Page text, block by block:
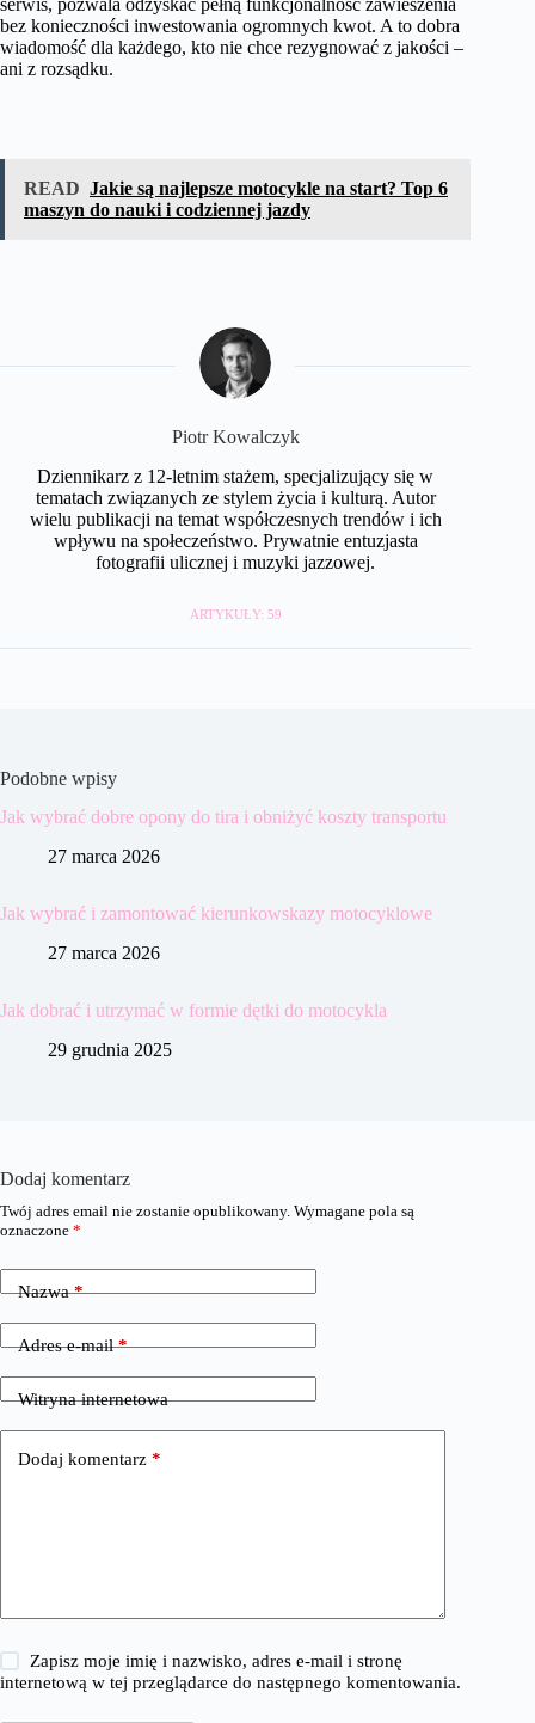
bez konieczności inwestowania ogromnych kwot. A to dobra
wiadomość dla każdego, kto nie chce rezygnować z jakości –
ani z rozsądku.
READ Jakie są najlepsze motocykle na start? Top 6
maszyn do nauki i codziennej jazdy
Piotr Kowalczyk
Dziennikarz z 12-letnim stażem, specjalizujący się w
tematach związanych ze stylem życia i kulturą. Autor
wielu publikacji na temat współczesnych trendów i ich
wpływu na społeczeństwo. Prywatnie entuzjasta
fotografii ulicznej i muzyki jazzowej.
ARTYKUŁY: 59
Podobne wpisy
Jak wybrać dobre opony do tira i obniżyć koszty transportu
27 marca 2026
Jak wybrać i zamontować kierunkowskazy motocyklowe
27 marca 2026
Jak dobrać i utrzymać w formie dętki do motocykla
29 grudnia 2025
Dodaj komentarz
Twój adres email nie zostanie opublikowany. Wymagane pola są
oznaczone *
Nazwa*
Adres e-mail*
Witryna internetowa
Dodaj komentarz *
Zapisz moje imię i nazwisko, adres e-mail i stronę
internetową w tej przeglądarce do następnego komentowania.